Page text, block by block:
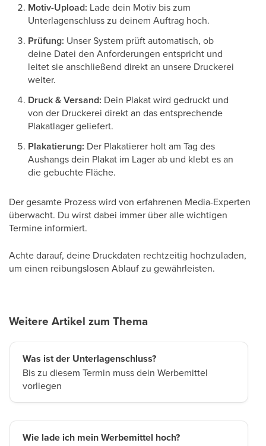
Motiv-Upload: Lade dein Motiv bis zum
Unterlagenschluss zu deinem Auftrag hoch.
Prüfung: Unser System prüft automatisch, ob
deine Datei den Anforderungen entspricht und
leitet sie anschließend direkt an unsere Druckerei
weiter.
Druck & Versand: Dein Plakat wird gedruckt und
von der Druckerei direkt an das entsprechende
Plakatlager geliefert.
Plakatierung: Der Plakatierer holt am Tag des
Aushangs dein Plakat im Lager ab und klebt es an
die gebuchte Fläche.
Der gesamte Prozess wird von erfahrenen Media-Experten
überwacht. Du wirst dabei immer über alle wichtigen
Termine informiert.
Achte darauf, deine Druckdaten rechtzeitig hochzuladen,
um einen reibungslosen Ablauf zu gewährleisten.
Weitere Artikel zum Thema
Was ist der Unterlagenschluss?
Bis zu diesem Termin muss dein Werbemittel
vorliegen
Wie lade ich mein Werbemittel hoch?